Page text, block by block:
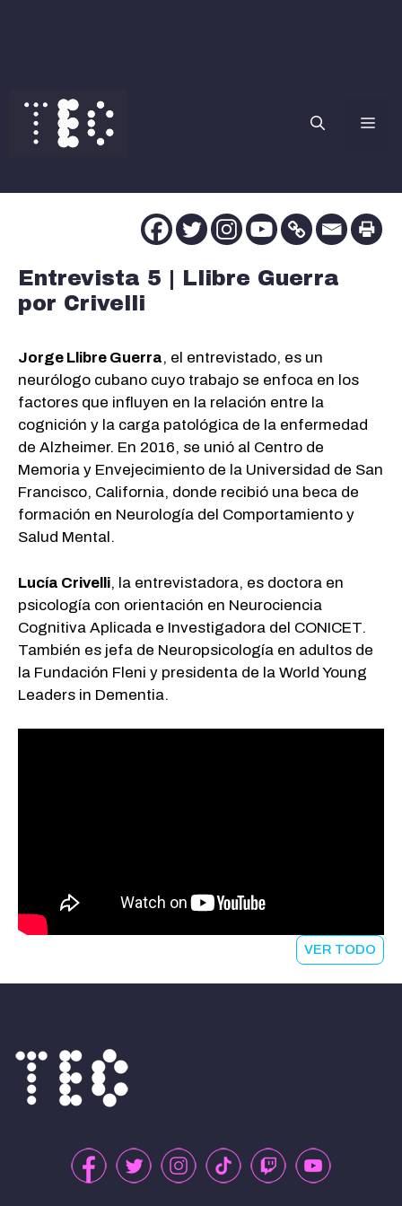
contenido
Entrevista 5 | Llibre Guerra
por Crivelli
Jorge Llibre Guerra, el entrevistado, es un
neurólogo cubano cuyo trabajo se enfoca en los
factores que influyen en la relación entre la
cognición y la carga patológica de la enfermedad
de Alzheimer. En 2016, se unió al Centro de
Memoria y Envejecimiento de la Universidad de San
Francisco, California, donde recibió una beca de
formación en Neurología del Comportamiento y
Salud Mental.
Lucía Crivelli, la entrevistadora, es doctora en
psicología con orientación en Neurociencia
Cognitiva Aplicada e Investigadora del CONICET.
También es jefa de Neuropsicología en adultos de
la Fundación Fleni y presidenta de la World Young
Leaders in Dementia.
VER TODO